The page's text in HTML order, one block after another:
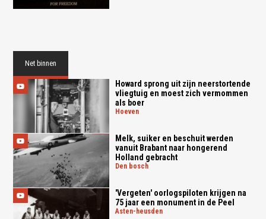
Net binnen
Howard sprong uit zijn neerstortende
vliegtuig en moest zich vermommen
als boer
hoeven
Melk, suiker en beschuit werden
vanuit Brabant naar hongerend
Holland gebracht
den bosch
'Vergeten' oorlogspiloten krijgen na
75 jaar een monument in de Peel
asten-heusden